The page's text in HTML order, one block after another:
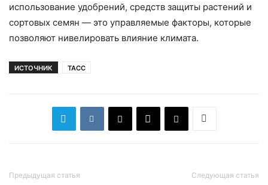
использование удобрений, средств защиты растений и
сортовых семян — это управляемые факторы, которые
позволяют нивелировать влияние климата.
ИСТОЧНИК ТАСС
Предыдущая статья Следующая статья